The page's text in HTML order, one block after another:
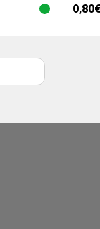
0,80€